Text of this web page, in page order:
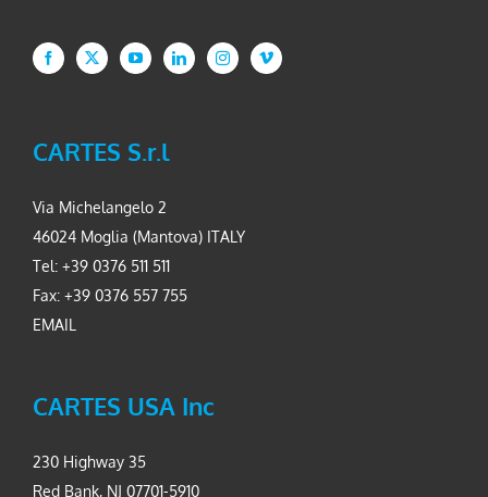
CARTES S.r.l
Via Michelangelo 2
46024 Moglia (Mantova) ITALY
Tel: +39 0376 511 511
Fax: +39 0376 557 755
EMAIL
CARTES USA Inc
230 Highway 35
Red Bank, NJ 07701-5910